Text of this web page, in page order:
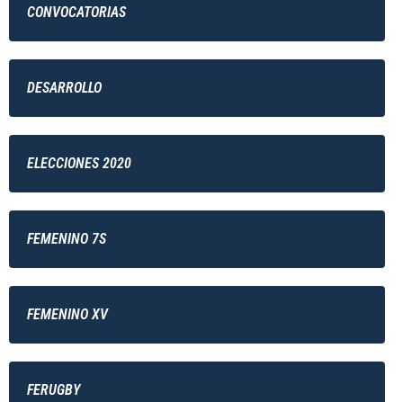
CONVOCATORIAS
DESARROLLO
ELECCIONES 2020
FEMENINO 7S
FEMENINO XV
FERUGBY